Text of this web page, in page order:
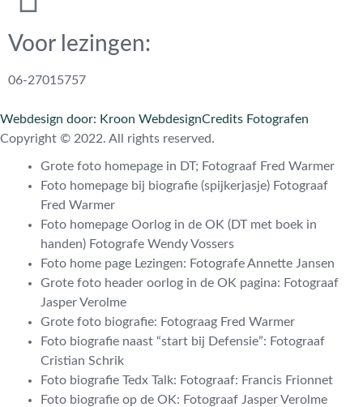
Voor lezingen:
06-27015757
Webdesign door: Kroon WebdesignCredits Fotografen
Copyright © 2022. All rights reserved.
Grote foto homepage in DT; Fotograaf Fred Warmer
Foto homepage bij biografie (spijkerjasje) Fotograaf
Fred Warmer
Foto homepage Oorlog in de OK (DT met boek in
handen) Fotografe Wendy Vossers
Foto home page Lezingen: Fotografe Annette Jansen
Grote foto header oorlog in de OK pagina: Fotograaf
Jasper Verolme
Grote foto biografie: Fotograag Fred Warmer
Foto biografie naast “start bij Defensie”: Fotograaf
Cristian Schrik
Foto biografie Tedx Talk: Fotograaf: Francis Frionnet
Foto biografie op de OK: Fotograaf Jasper Verolme